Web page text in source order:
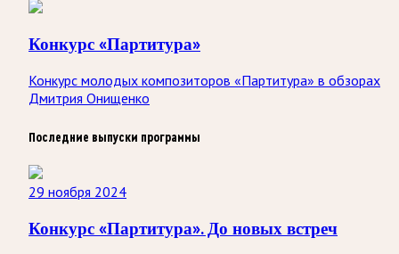
Конкурс «Партитура»
Конкурс молодых композиторов «Партитура» в обзорах
Дмитрия Онищенко
Последние выпуски программы
29 ноября 2024
Конкурс «Партитура». До новых встреч